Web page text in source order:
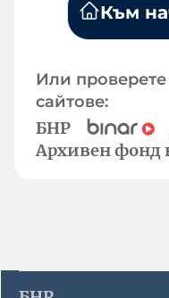
Към
Или
сайтове:
БНР
Архивен фонд